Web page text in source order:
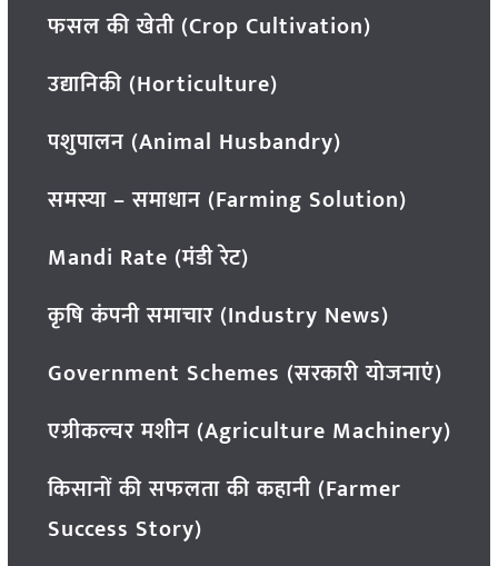
फसल की खेती (Crop Cultivation)
उद्यानिकी (Horticulture)
पशुपालन (Animal Husbandry)
समस्या – समाधान (Farming Solution)
Mandi Rate (मंडी रेट)
कृषि कंपनी समाचार (Industry News)
Government Schemes (सरकारी योजनाएं)
एग्रीकल्चर मशीन (Agriculture Machinery)
किसानों की सफलता की कहानी (Farmer
Success Story)